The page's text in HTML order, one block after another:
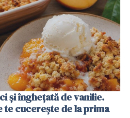
și înghețată de vanilie.
te cucerește de la prima